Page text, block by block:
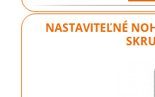
NASTAVITEĽNÉ